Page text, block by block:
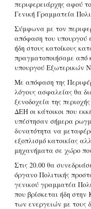
περιφερειάρχης αφού
Γενική Γραμματεία
Σύμφωνα με τον
απόφαση του υπουργού
ήδη στους κατοίκους
πραγματοποιήσαμε από
υπουργού Εξωτερικών
Με απόφαση της
λόγους ασφαλείας θα
ξενοδοχεία της
ΔΕΗ οι κάτοικοι που
υπέστησαν σήμερα
δυνατότητα να
εξοπλισμό κατοικίας
μηχανήματα σε χώρο
Στις 20.00 θα
όργανο Πολιτικής
γενικού γραμματέα
που βρίσκεται ήδη
των ενεργειών με τους